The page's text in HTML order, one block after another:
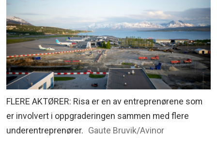
FLERE AKTØRER: Risa er en av entreprenørene som
er involvert i oppgraderingen sammen med flere
underentreprenører. Gaute Bruvik/Avinor